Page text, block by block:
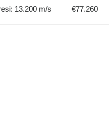
13.200 m/s €77.260